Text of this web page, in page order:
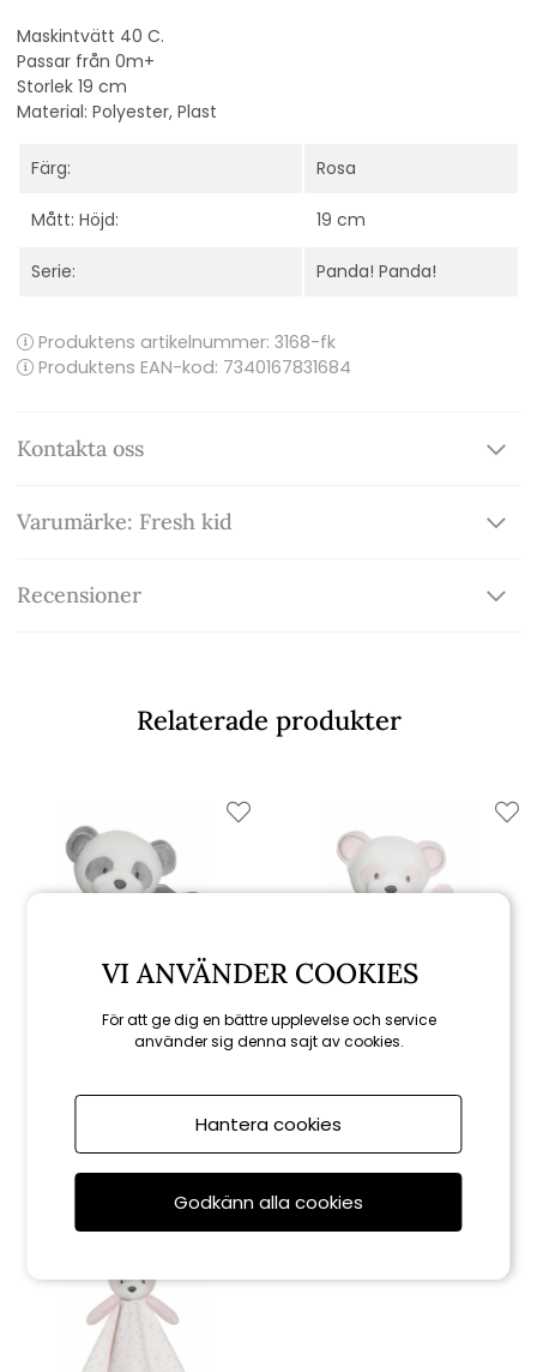
Maskintvätt 40 C.
Passar från 0m+
Storlek 19 cm
Material: Polyester, Plast
Färg: Rosa
Mått: Höjd: 19 cm
Serie: Panda! Panda!
Produktens artikelnummer: 3168-fk
Produktens EAN-kod: 7340167831684
Kontakta oss
Varumärke: Fresh kid
Recensioner
Relaterade produkter
129 kr 129 kr
VI ANVÄNDER COOKIES
För att ge dig en bättre upplevelse och service
använder sig denna sajt av cookies.
Hantera cookies
Godkänn alla cookies